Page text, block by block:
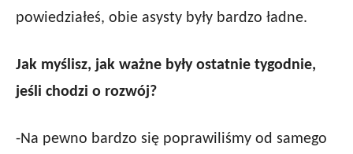
powiedziałeś, obie asysty były bardzo ładne.
Jak myślisz, jak ważne były ostatnie tygodnie,
jeśli chodzi o rozwój?
-Na pewno bardzo się poprawiliśmy od samego